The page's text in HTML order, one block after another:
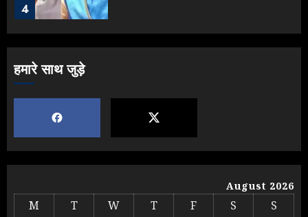
4
Yogi vs Modi: छिड़ गई आर-पार की
लड़ाई, यूपी चुनाव में भाजपा उठाएगी भारी
नुकसान
हमारे साथ जुड़े
August 2026
M T W T F S
S